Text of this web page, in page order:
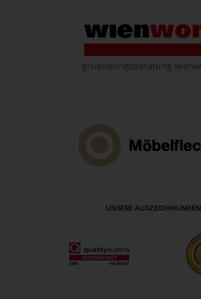
UNSERE AUSZEICHNUNGEN